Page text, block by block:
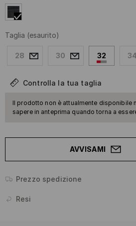
Taglia (esaurito)
28 30 32 34
Controlla la tua taglia
Il prodotto non è attualmente disponibile
sapere in anteprima quando torna a
AVVISAMI
Prezzo spedizione
Resi